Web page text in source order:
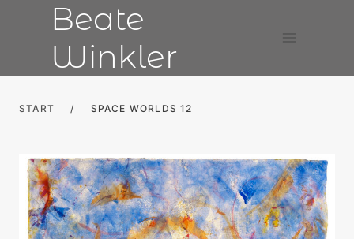
Beate
Winkler
START / SPACE WORLDS 12